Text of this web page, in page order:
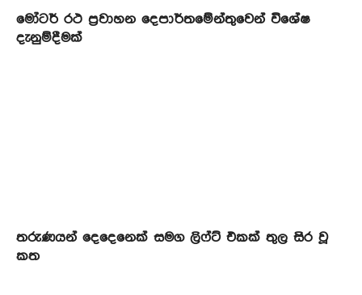
මෝටර් රථ ප්‍රවාහන දෙපාර්තමේන්තුවෙන් විශේෂ
දැනුම්දීමක්
තරුණයන් දෙදෙනෙක් සමග ලිෆ්ට් එකක් තුල සිර වූ
කත